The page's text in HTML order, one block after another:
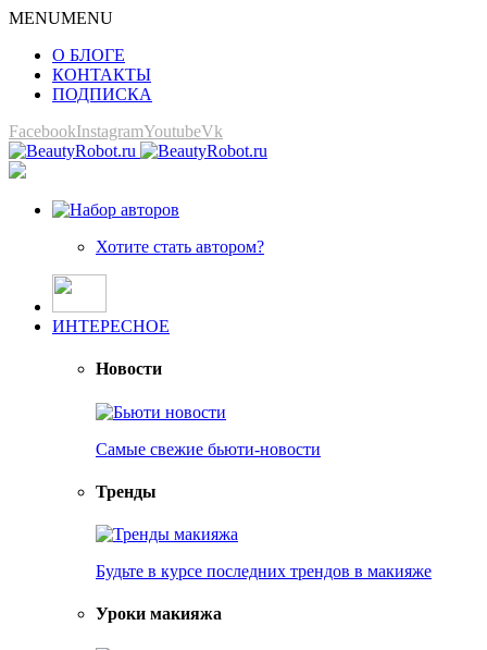
MENUMENU
О БЛОГЕ
КОНТАКТЫ
ПОДПИСКА
FacebookInstagramYoutubeVk
Хотите стать автором?
ИНТЕРЕСНОЕ
Новости
Самые свежие бьюти-новости
Тренды
Будьте в курсе последних трендов в макияже
Уроки макияжа